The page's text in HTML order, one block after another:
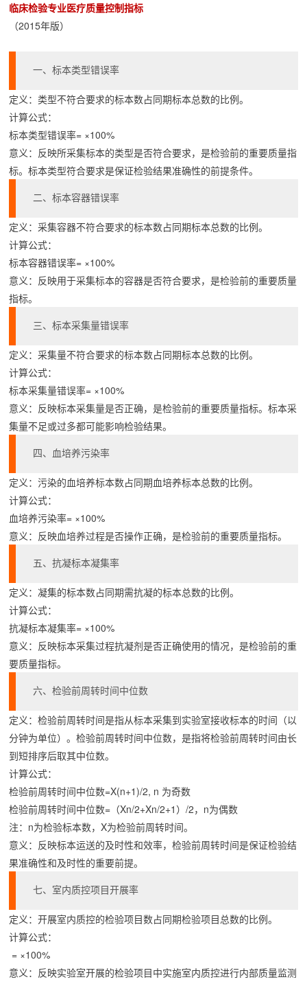
临床检验专业医疗质量控制指标
（2015年版）
一、标本类型错误率
定义：类型不符合要求的标本数占同期标本总数的比例。
计算公式：
标本类型错误率= ×100%
意义：反映所采集标本的类型是否符合要求，是检验前的重要质量指
标。标本类型符合要求是保证检验结果准确性的前提条件。
二、标本容器错误率
定义：采集容器不符合要求的标本数占同期标本总数的比例。
计算公式：
标本容器错误率= ×100%
意义：反映用于采集标本的容器是否符合要求，是检验前的重要质量
指标。
三、标本采集量错误率
定义：采集量不符合要求的标本数占同期标本总数的比例。
计算公式：
标本采集量错误率= ×100%
意义：反映标本采集量是否正确，是检验前的重要质量指标。标本采
集量不足或过多都可能影响检验结果。
四、血培养污染率
定义：污染的血培养标本数占同期血培养标本总数的比例。
计算公式：
血培养污染率= ×100%
意义：反映血培养过程是否操作正确，是检验前的重要质量指标。
五、抗凝标本凝集率
定义：凝集的标本数占同期需抗凝的标本总数的比例。
计算公式：
抗凝标本凝集率= ×100%
意义：反映标本采集过程抗凝剂是否正确使用的情况，是检验前的重
要质量指标。
六、检验前周转时间中位数
定义：检验前周转时间是指从标本采集到实验室接收标本的时间（以
分钟为单位）。检验前周转时间中位数，是指将检验前周转时间由长
到短排序后取其中位数。
计算公式：
检验前周转时间中位数=X(n+1)/2, n 为奇数
检验前周转时间中位数=（Xn/2+Xn/2+1）/2，n为偶数
注：n为检验标本数，X为检验前周转时间。
意义：反映标本运送的及时性和效率，检验前周转时间是保证检验结
果准确性和及时性的重要前提。
七、室内质控项目开展率
定义：开展室内质控的检验项目数占同期检验项目总数的比例。
计算公式：
= ×100%
意义：反映实验室开展的检验项目中实施室内质控进行内部质量监测